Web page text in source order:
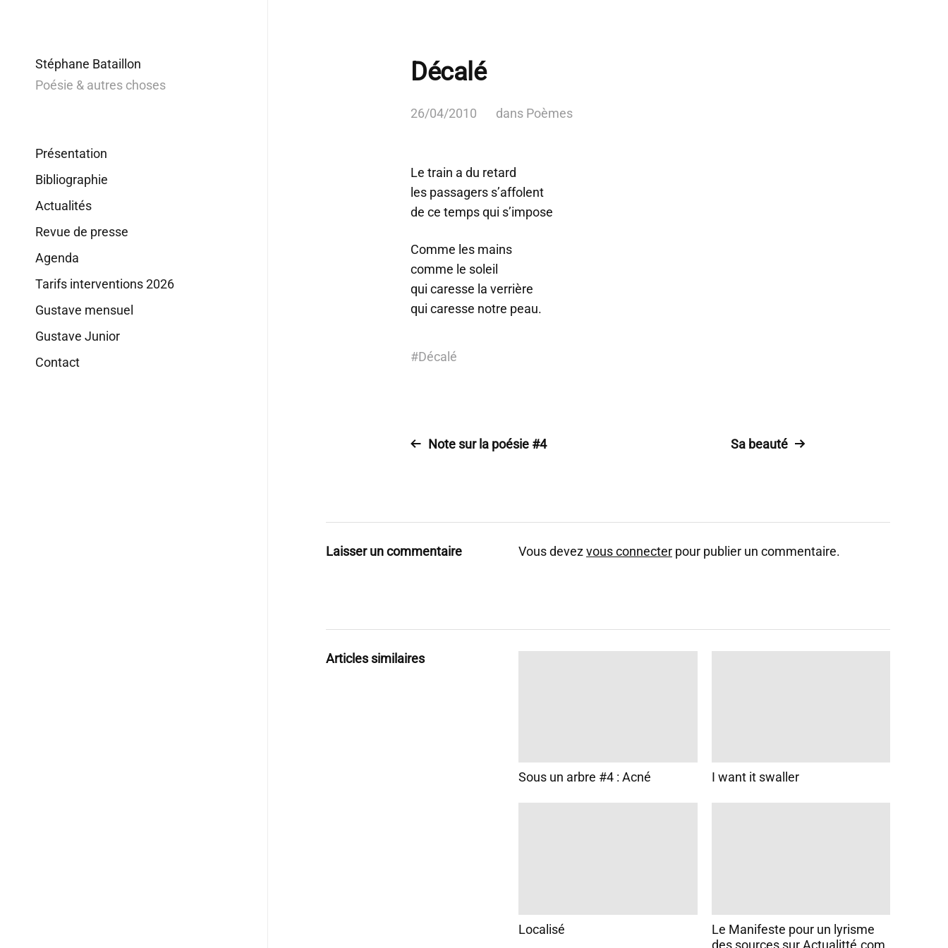
Stéphane Bataillon
Poésie & autres choses
Présentation
Bibliographie
Actualités
Revue de presse
Agenda
Tarifs interventions 2026
Gustave mensuel
Gustave Junior
Contact
Décalé
26/04/2010 dans Poèmes
Le train a du retard
les passagers s’affolent
de ce temps qui s’impose
Comme les mains
comme le soleil
qui caresse la verrière
qui caresse notre peau.
#Décalé
Note sur la poésie #4 Sa beauté
Laisser un commentaire Vous devezvous connecter pour publier un commentaire.
Articles similaires
Sous un arbre #4 : Acné I want it swaller
Localisé
Le Manifeste pour un lyrisme
des sources sur Actualitté.com